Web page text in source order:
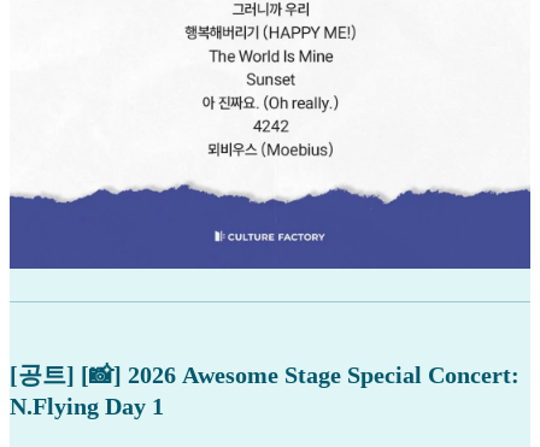
[공트] [📸] 2026 Awesome Stage Special Concert:
N.Flying Day 1